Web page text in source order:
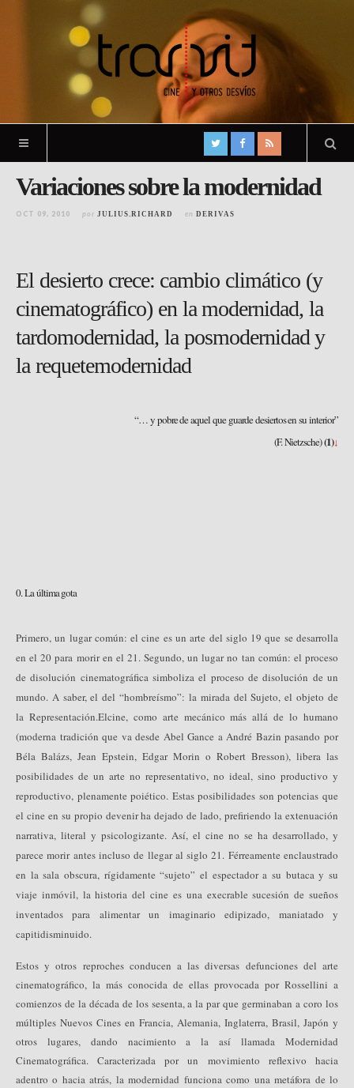
Variaciones sobre la modernidad
OCT 09, 2010 por JULIUS.RICHARD en DERIVAS
El desierto crece: cambio climático (y
cinematográfico) en la modernidad, la
tardomodernidad, la posmodernidad y
la requetemodernidad
“… y pobre de aquel que guarde desiertos en su interior”
(F. Nietzsche)(1)↓
0. La última gota
Primero, un lugar común: el cine es un arte del siglo 19 que se desarrolla
en el 20 para morir en el 21. Segundo, un lugar no tan común: el proceso
de disolución cinematográfica simboliza el proceso de disolución de un
mundo. A saber, el del “hombreísmo”: la mirada del Sujeto, el objeto de
la Representación.Elcine, como arte mecánico más allá de lo humano
(moderna tradición que va desde Abel Gance a André Bazin pasando por
Béla Balázs, Jean Epstein, Edgar Morin o Robert Bresson), libera las
posibilidades de un arte no representativo, no ideal, sino productivo y
reproductivo, plenamente poiético. Estas posibilidades son potencias que
el cine en su propio devenir ha dejado de lado, prefiriendo la extenuación
narrativa, literal y psicologizante. Así, el cine no se ha desarrollado, y
parece morir antes incluso de llegar al siglo 21. Férreamente enclaustrado
en la sala obscura, rígidamente “sujeto” el espectador a su butaca y su
viaje inmóvil, la historia del cine es una execrable sucesión de sueños
inventados para alimentar un imaginario edipizado, maniatado y
capitidisminuido.
Estos y otros reproches conducen a las diversas defunciones del arte
cinematográfico, la más conocida de ellas provocada por Rossellini a
comienzos de la década de los sesenta, a la par que germinaban a coro los
múltiples Nuevos Cines en Francia, Alemania, Inglaterra, Brasil, Japón y
otros lugares, dando nacimiento a la así llamada Modernidad
Cinematográfica. Caracterizada por un movimiento reflexivo hacia
adentro o hacia atrás, la modernidad funciona como una metáfora de lo